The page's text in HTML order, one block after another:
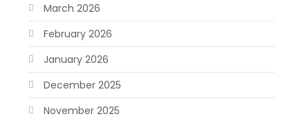
March 2026
February 2026
January 2026
December 2025
November 2025